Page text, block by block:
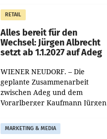
Müller die Initiative „Kreislauf-
Helden“ in allen
österreichischen Müller-Filialen
RETAIL
Alles bereit für den
Wechsel: Jürgen Albrecht
setzt ab 1.1.2027 auf Adeg
WIENER NEUDORF. – Die
geplante Zusammenarbeit
zwischen Adeg und dem
Vorarlberger Kaufmann Jürgen
freigegeben: Die
Bundeswettbewerbsbehörde
MARKETING & MEDIA